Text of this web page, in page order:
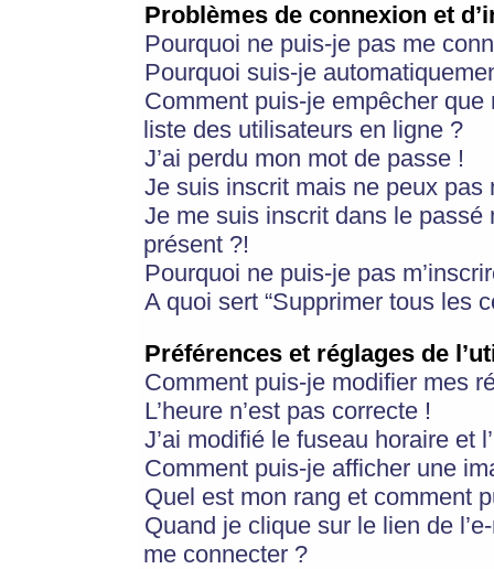
Problèmes de connexion et
Pourquoi ne puis-je pas me
Pourquoi suis-je
Comment puis-je empêcher
liste des utilisateurs en ligne ?
J’ai perdu mon mot de passe !
Je suis inscrit mais ne peux pas
Je me suis inscrit dans le
présent ?!
Pourquoi ne puis-je pas
A quoi sert “Supprimer tous les
Préférences et réglages de
Comment puis-je modifier mes
L’heure n’est pas correcte !
J’ai modifié le fuseau horaire et
Comment puis-je afficher une
Quel est mon rang et comment
Quand je clique sur le lien de
me connecter ?